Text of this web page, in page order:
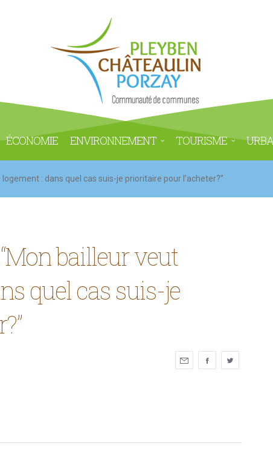
ÉCONOMIE ENVIRONNEMENT TOURISME
: dans quel cas suis-je prioritaire pour l’acheter?”
bailleur veut
quel cas suis-je